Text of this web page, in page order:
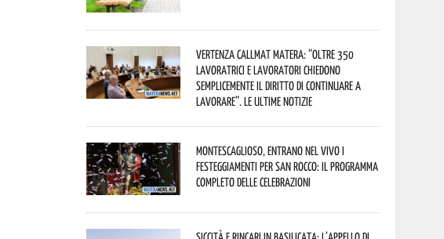
Vertenza CallMat Matera: “Oltre 350
lavoratrici e lavoratori chiedono
semplicemente il diritto di continuare a
lavorare”. Le ultime notizie
Montescaglioso, entrano nel vivo i
festeggiamenti per San Rocco: il programma
completo delle celebrazioni